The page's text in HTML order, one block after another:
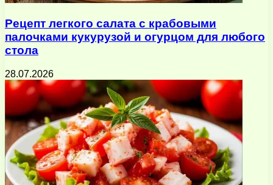
Рецепт легкого салата с крабовыми
палочками кукурузой и огурцом для любого
стола
28.07.2026